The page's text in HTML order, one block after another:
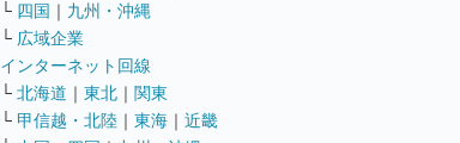
└ 四国 ｜ 九州・沖縄
└ 広域企業
インターネット回線
└ 北海道 ｜ 東北 ｜ 関東
└ 甲信越・北陸 ｜ 東海 ｜ 近畿